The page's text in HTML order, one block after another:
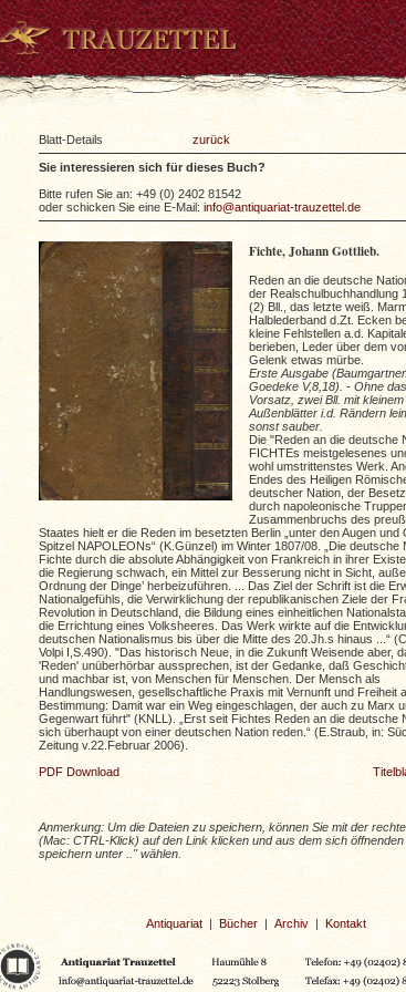
Blatt-Details zurück
Sie interessieren sich für dieses Buch?
Bitte rufen Sie an: +49 (0) 2402 81542
oder schicken Sie eine E-Mail: info@antiquariat-trauzettel.de
Fichte, Johann Gottlieb.
Reden an die deutsche
der Realschulbuchhandlung
(2) Bll., das letzte weiß.
Halblederband d.Zt. Ecken
kleine Fehlstellen a.d.
berieben, Leder über dem
Gelenk etwas mürbe.
Erste Ausgabe
Goedeke V,8,18). - Ohne
Vorsatz, zwei Bll. mit kleinem
Außenblätter i.d. Rändern
sonst sauber.
Die "Reden an die deutsche
FICHTEs meistgelesenes
wohl umstrittenstes Werk.
Endes des Heiligen
deutscher Nation, der
durch napoleonische
Zusammenbruchs des
Staates hielt er die Reden im besetzten Berlin „unter den Augen und
Spitzel NAPOLEONs“ (K.Günzel) im Winter 1807/08. „Die deutsche
Fichte durch die absolute Abhängigkeit von Frankreich in ihrer
die Regierung schwach, ein Mittel zur Besserung nicht in Sicht,
Ordnung der Dinge’ herbeizuführen. ... Das Ziel der Schrift ist die
Nationalgefühls, die Verwirklichung der republikanischen Ziele der
Revolution in Deutschland, die Bildung eines einheitlichen
die Errichtung eines Volksheeres. Das Werk wirkte auf die
deutschen Nationalismus bis über die Mitte des 20.Jh.s hinaus ...“
Volpi I,S.490). "Das historisch Neue, in die Zukunft Weisende aber,
'Reden' unüberhörbar aussprechen, ist der Gedanke, daß
und machbar ist, von Menschen für Menschen. Der Mensch als
Handlungswesen, gesellschaftliche Praxis mit Vernunft und Freiheit
Bestimmung: Damit war ein Weg eingeschlagen, der auch zu Marx
Gegenwart führt" (KNLL). „Erst seit Fichtes Reden an die deutsche
sich überhaupt von einer deutschen Nation reden.“ (E.Straub, in:
Zeitung v.22.Februar 2006).
PDF Download
Anmerkung: Um die Dateien zu speichern, können Sie mit der
(Mac: CTRL-Klick) auf den Link klicken und aus dem sich öffnenden
speichern unter .." wählen.
Antiquariat | Bücher | Archiv | Kontakt